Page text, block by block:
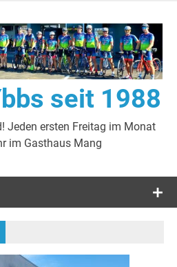
seit 1988
Jeden ersten Freitag im Monat
im Gasthaus Mang